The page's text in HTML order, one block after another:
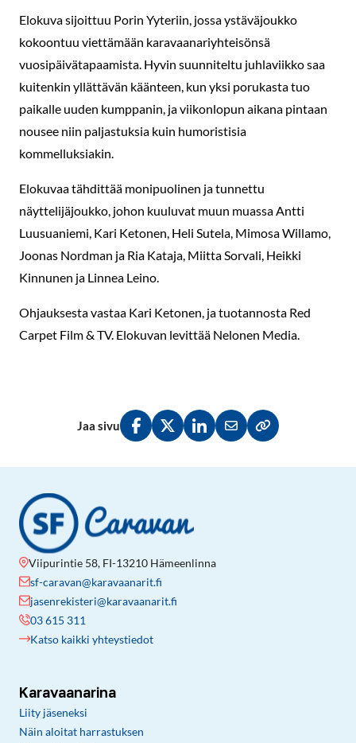
Elokuva sijoittuu Porin Yyteriin, jossa ystäväjoukko
kokoontuu viettämään karavaanariyhteisönsä
vuosipäivätapaamista. Hyvin suunniteltu juhlaviikko saa
kuitenkin yllättävän käänteen, kun yksi porukasta tuo
paikalle uuden kumppanin, ja viikonlopun aikana pintaan
nousee niin paljastuksia kuin humoristisia
kommelluksiakin.
Elokuvaa tähdittää monipuolinen ja tunnettu
näyttelijäjoukko, johon kuuluvat muun muassa Antti
Luusuaniemi, Kari Ketonen, Heli Sutela, Mimosa Willamo,
Joonas Nordman ja Ria Kataja, Miitta Sorvali, Heikki
Kinnunen ja Linnea Leino.
Ohjauksesta vastaa Kari Ketonen, ja tuotannosta Red
Carpet Film & TV. Elokuvan levittää Nelonen Media.
Jaa sivu
Jaa Facebookissa
Jaa Twitterissä
Jaa LinkedInissä
Jaa sähköpostitse
Kopioi linkki
Viipurintie 58, FI-13210 Hämeenlinna
sf-caravan@karavaanarit.fi
jasenrekisteri@karavaanarit.fi
03 615 311
Katso kaikki yhteystiedot
Karavaanarina
Liity jäseneksi
Näin aloitat harrastuksen